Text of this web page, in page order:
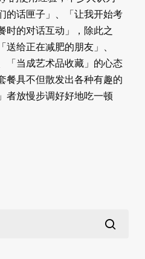
的话匣子」、「让我开始考
时的对话互动」，除此之
给正在减肥的朋友」、
「当成艺术品收藏」的心态
餐具不但散发出各种有趣的
者放慢步调好好地吃一顿